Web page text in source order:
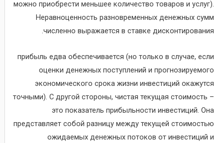
можно приобрести меньшее количество товаров и услуг).
Неравноценность разновременных денежных сумм
численно выражается в ставке дисконтирования.
прибыль едва обеспечивается (но только в случае, если
оценки денежных поступлений и прогнозируемого
экономического срока жизни инвестиций окажутся
точными). С другой стороны, чистая текущая стоимость –
это показатель прибыльности инвестиций. Она
представляет собой разницу между текущей стоимостью
ожидаемых денежных потоков от инвестиций и